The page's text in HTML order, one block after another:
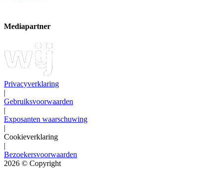
Mediapartner
Privacyverklaring
|
Gebruiksvoorwaarden
|
Exposanten waarschuwing
|
Cookieverklaring
|
Bezoekersvoorwaarden
2026 © Copyright